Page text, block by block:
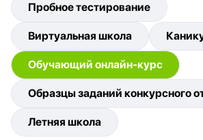
Пробное тестирование
Виртуальная школа
Обучающий онлайн-курс
Образцы заданий конкурсного
Летняя школа